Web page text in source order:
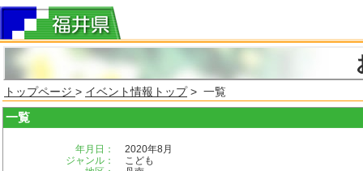
トップページ > イベント情報トップ> 一覧
一覧
年月日：
2020年8月
ジャンル：
こども